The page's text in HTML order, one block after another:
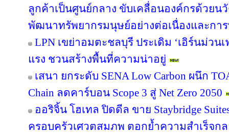
ลูกค้าเป็นศูนย์กลาง ขับเคลื่อนองค์กรด้วยน
พัฒนาทรัพยากรมนุษย์อย่างต่อเนื่องและกา
LPN เขย่าอมตะชลบุรี ประเดิม ‘เอิร์นม่วนเ
แรง ชวนสร้างพื้นที่ความน่าอยู่
เสนา ยกระดับ SENA Low Carbon ผนึก
Chain ลดคาร์บอน Scope 3 สู่ Net Zero 2050
ออริจิ้น โฮเทล ปิดดีล ขาย Staybridge
ครอบครัวเศวตสมภพ ตอกย้ำความสำเร็จกล